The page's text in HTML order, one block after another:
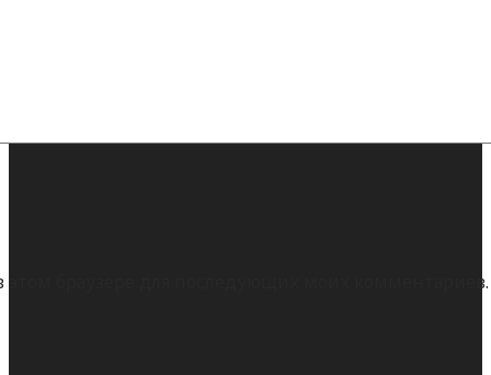
этом браузере для последующих моих комментариев.